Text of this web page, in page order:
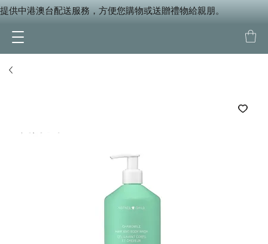
提供中港澳台配送服務，方便您購物或送贈禮物給親朋。